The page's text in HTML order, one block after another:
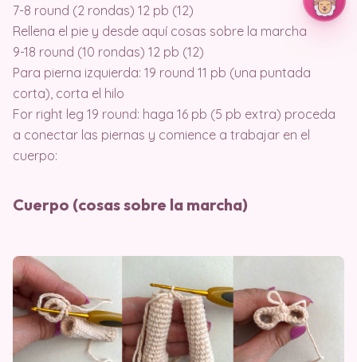
7-8 round (2 rondas) 12 pb (12)
Rellena el pie y desde aquí cosas sobre la marcha
9-18 round (10 rondas) 12 pb (12)
Para pierna izquierda: 19 round 11 pb (una puntada
corta), corta el hilo
For right leg 19 round: haga 16 pb (5 pb extra) proceda
a conectar las piernas y comience a trabajar en el
cuerpo:
Cuerpo (cosas sobre la marcha)